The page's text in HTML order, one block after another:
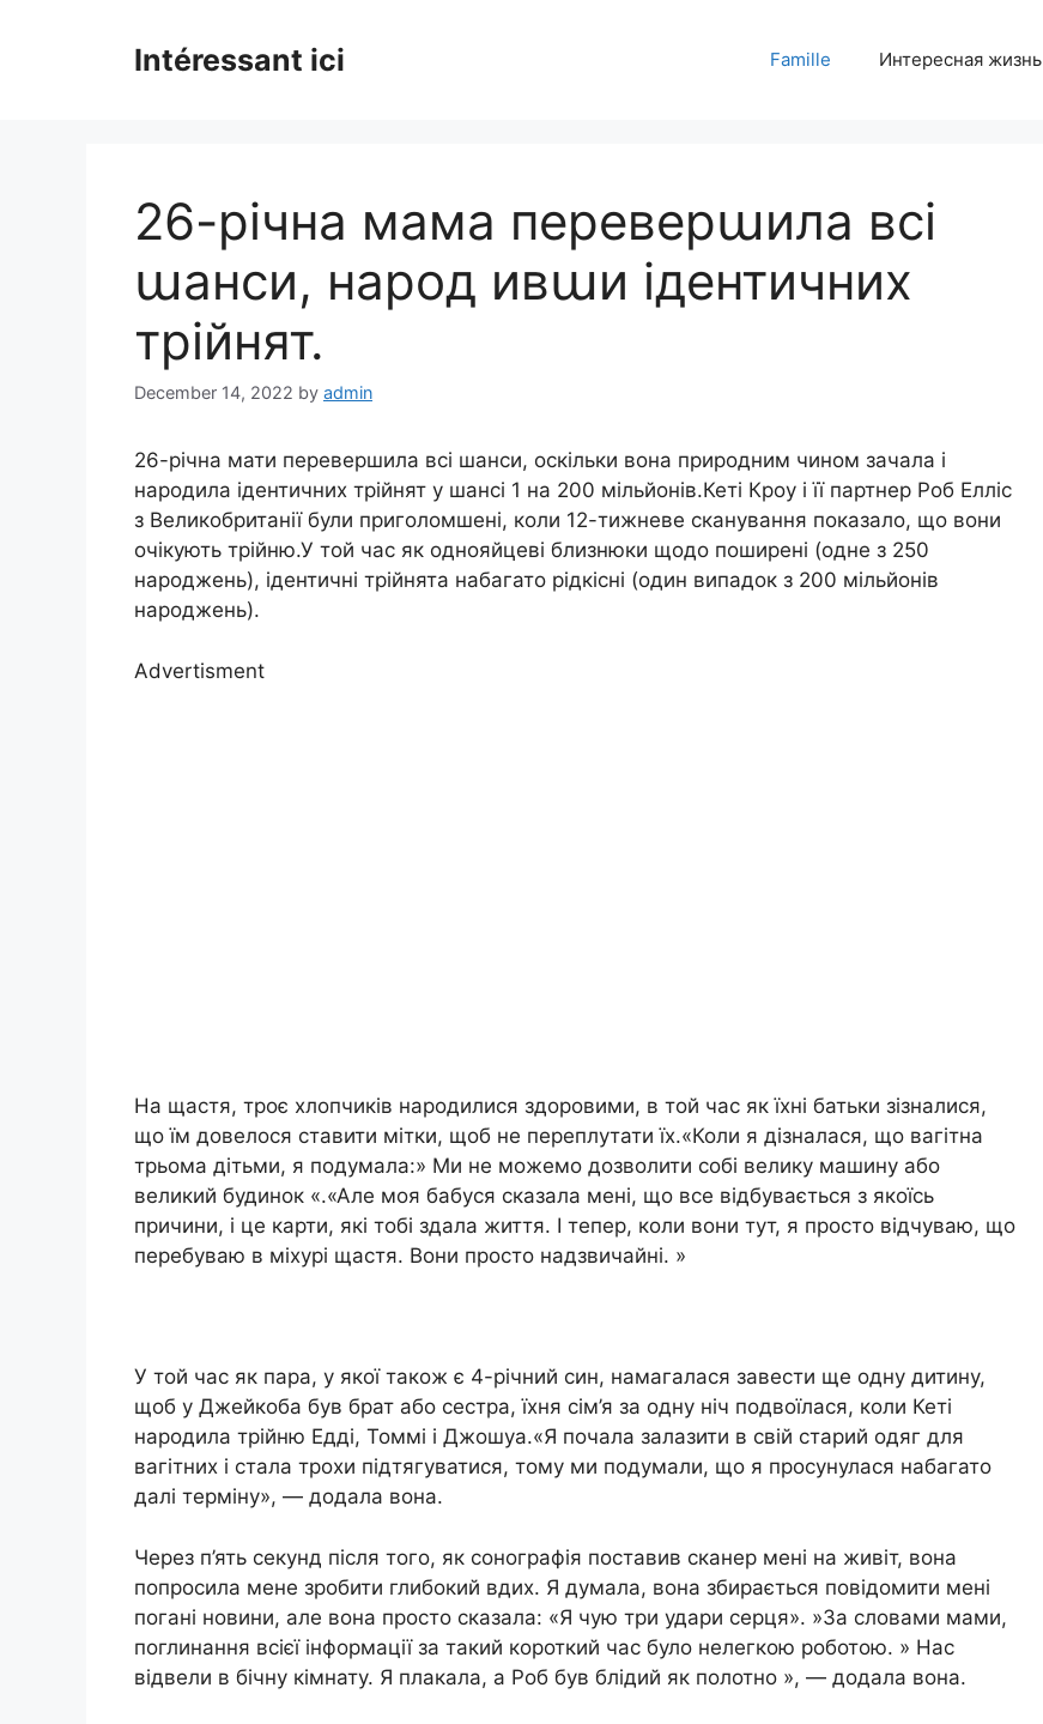
Intéressant ici Famille Интересная жизнь
26-річна мама переверաила всі
աанси, народ ивաи ідентичних
трійнят.
December 14, 2022 by admin
26-річна мати перевершила всі шанси, оскільки вона природним чином зачала і
народила ідентичних трійнят у шансі 1 на 200 мільйонів.Кеті Кроу і її партнер Роб Елліс
з Великобританії були приголомшені, коли 12-тижневе сканування показало, що вони
очікують трійню.У той час як однояйцеві близнюки щодо поширені (одне з 250
народжень), ідентичні трійнята набагато рідкісні (один випадок з 200 мільйонів
народжень).
Advertisment
На щастя, троє хлопчиків народилися здоровими, в той час як їхні батьки зізналися,
що їм довелося ставити мітки, щоб не переплутати їх.«Коли я дізналася, що вагітна
трьома дітьми, я подумала:» Ми не можемо дозволити собі велику машину або
великий будинок «.«Але моя бабуся сказала мені, що все відбувається з якоїсь
причини, і це карти, які тобі здала життя. І тепер, коли вони тут, я просто відчуваю, що
перебуваю в міхурі щастя. Вони просто надзвичайні. »
У той час як пара, у якої також є 4-річний син, намагалася завести ще одну дитину,
щоб у Джейкоба був брат або сестра, їхня сім’я за одну ніч подвоїлася, коли Кеті
народила трійню Едді, Томмі і Джошуа.«Я почала залазити в свій старий одяг для
вагітних і стала трохи підтягуватися, тому ми подумали, що я просунулася набагато
далі терміну», — додала вона.
Через п’ять секунд після того, як сонографія поставив сканер мені на живіт, вона
попросила мене зробити глибокий вдих. Я думала, вона збирається повідомити мені
погані новини, але вона просто сказала: «Я чую три удари серця». »За словами мами,
поглинання всієї інформації за такий короткий час було нелегкою роботою. » Нас
відвели в бічну кімнату. Я плакала, а Роб був блідий як полотно », — додала вона.